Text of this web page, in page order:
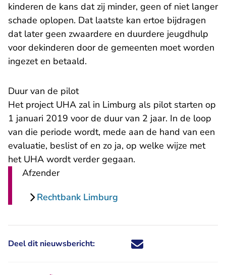
kinderen de kans dat zij minder, geen of niet langer
schade oplopen. Dat laatste kan ertoe bijdragen
dat later geen zwaardere en duurdere jeugdhulp
voor dekinderen door de gemeenten moet worden
ingezet en betaald.
Duur van de pilot
Het project UHA zal in Limburg als pilot starten op
1 januari 2019 voor de duur van 2 jaar. In de loop
van die periode wordt, mede aan de hand van een
evaluatie, beslist of en zo ja, op welke wijze met
het UHA wordt verder gegaan.
Afzender
Rechtbank Limburg
Deel dit nieuwsbericht: Deel dit nieuwsbericht via X -
Deel dit nieuwsbericht via
Deel dit nieuwsbericht
Deel dit